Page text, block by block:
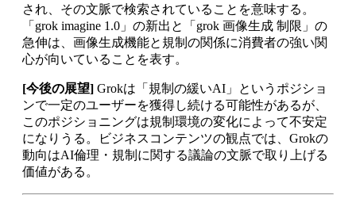
され、その文脈で検索されていることを意味する。
「grok imagine 1.0」の新出と「grok 画像生成 制限」の
急伸は、画像生成機能と規制の関係に消費者の強い関
心が向いていることを表す。
[今後の展望] Grokは「規制の緩いAI」というポジショ
ンで一定のユーザーを獲得し続ける可能性があるが、
このポジショニングは規制環境の変化によって不安定
になりうる。ビジネスコンテンツの観点では、Grokの
動向はAI倫理・規制に関する議論の文脈で取り上げる
価値がある。